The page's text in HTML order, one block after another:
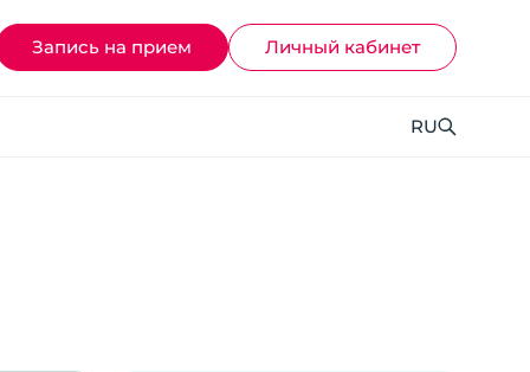
Запись на прием Личный кабинет
RU